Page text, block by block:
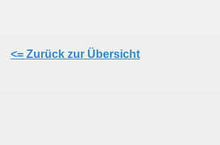
<= Zurück zur Übersicht